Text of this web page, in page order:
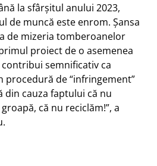
la sfârșitul anului 2023,
de muncă este enrom. Șansa
de mizeria tomberoanelor
proiect de o asemenea
semnificativ ca
procedură de “infringement”
din cauza faptului că nu
că nu reciclăm!”, a